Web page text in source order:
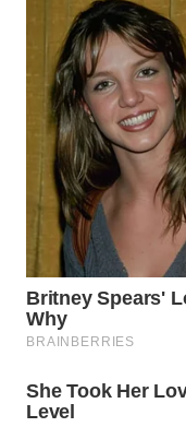
WN
KARAWANG
WN
BEKASI
WN
BOGOR
WN
DEPOK
TAPANULI
UTARA